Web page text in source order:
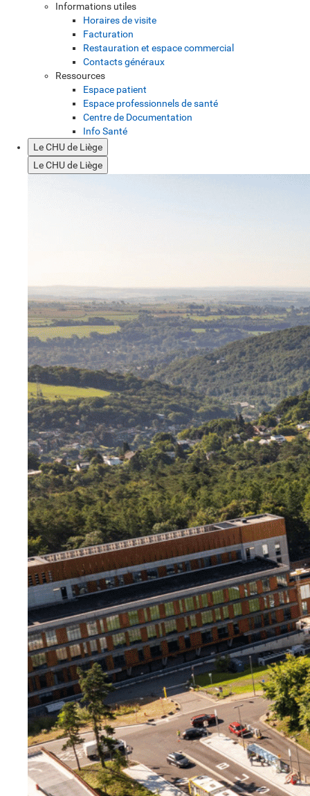
Informations utiles
Horaires de visite
Facturation
Restauration et espace commercial
Contacts généraux
Ressources
Espace patient
Espace professionnels de santé
Centre de Documentation
Info Santé
Le CHU de Liège
Le CHU de Liège